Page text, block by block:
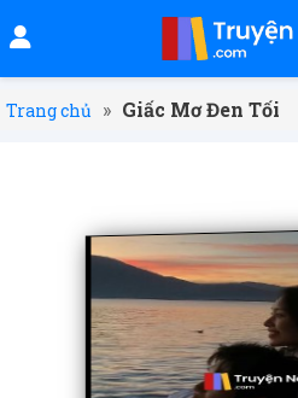
Trang chủ » Giấc Mơ Đen Tối